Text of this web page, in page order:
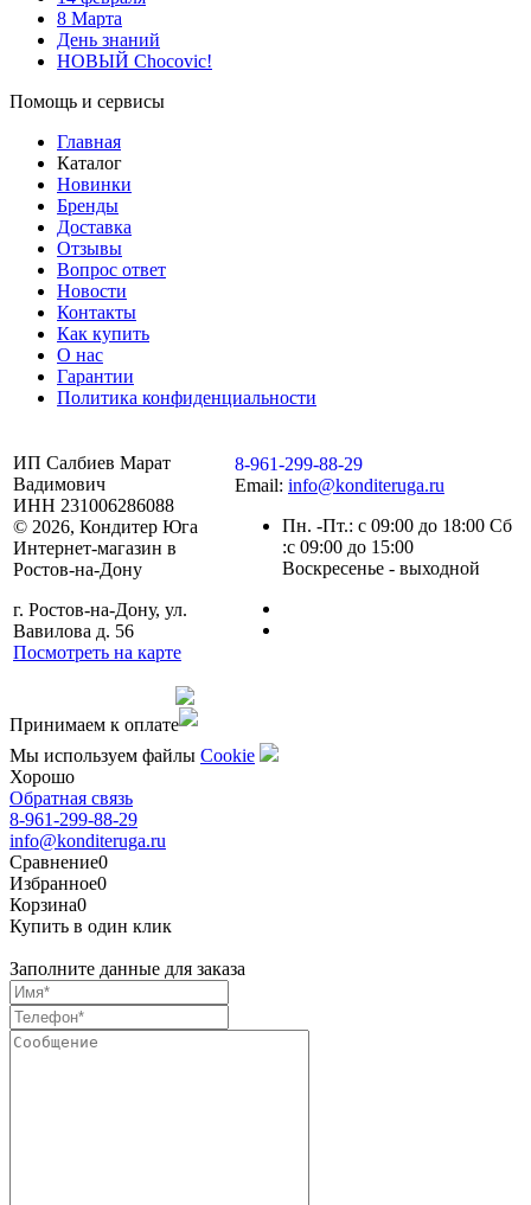
8 Марта
День знаний
НОВЫЙ Chocovic!
Помощь и сервисы
Главная
Каталог
Новинки
Бренды
Доставка
Отзывы
Вопрос ответ
Новости
Контакты
Как купить
О нас
Гарантии
Политика конфиденциальности
ИП Салбиев Марат
Вадимович
ИНН 231006286088
© 2026, Кондитер Юга
Интернет-магазин в
Ростов-на-Дону
г. Ростов-на-Дону, ул.
Вавилова д. 56
Посмотреть на карте
8-961-299-88-29
Email: info@konditeruga.ru
Пн. -Пт.: с 09:00 до 18:00 Сб
:с 09:00 до 15:00
Воскресенье - выходной
Принимаем к оплате
Мы используем файлы Сookie
Хорошо
Обратная связь
8-961-299-88-29
info@konditeruga.ru
Сравнение0
Избранное0
Корзина0
Купить в один клик
Заполните данные для заказа